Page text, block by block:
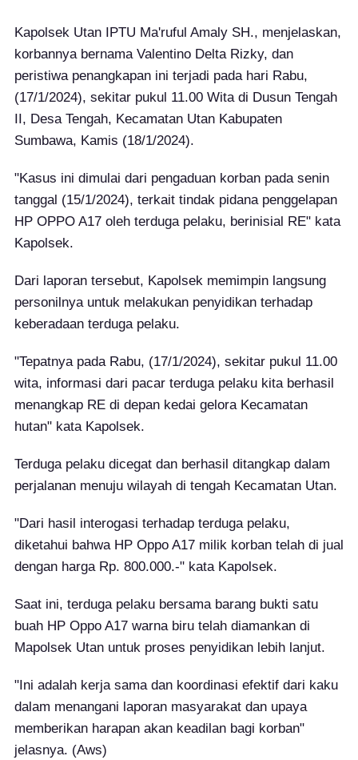
Kapolsek Utan IPTU Ma'ruful Amaly SH., menjelaskan,
korbannya bernama Valentino Delta Rizky, dan
peristiwa penangkapan ini terjadi pada hari Rabu,
(17/1/2024), sekitar pukul 11.00 Wita di Dusun Tengah
II, Desa Tengah, Kecamatan Utan Kabupaten
Sumbawa, Kamis (18/1/2024).
"Kasus ini dimulai dari pengaduan korban pada senin
tanggal (15/1/2024), terkait tindak pidana penggelapan
HP OPPO A17 oleh terduga pelaku, berinisial RE" kata
Kapolsek.
Dari laporan tersebut, Kapolsek memimpin langsung
personilnya untuk melakukan penyidikan terhadap
keberadaan terduga pelaku.
"Tepatnya pada Rabu, (17/1/2024), sekitar pukul 11.00
wita, informasi dari pacar terduga pelaku kita berhasil
menangkap RE di depan kedai gelora Kecamatan
hutan" kata Kapolsek.
Terduga pelaku dicegat dan berhasil ditangkap dalam
perjalanan menuju wilayah di tengah Kecamatan Utan.
"Dari hasil interogasi terhadap terduga pelaku,
diketahui bahwa HP Oppo A17 milik korban telah di jual
dengan harga Rp. 800.000.-" kata Kapolsek.
Saat ini, terduga pelaku bersama barang bukti satu
buah HP Oppo A17 warna biru telah diamankan di
Mapolsek Utan untuk proses penyidikan lebih lanjut.
"Ini adalah kerja sama dan koordinasi efektif dari kaku
dalam menangani laporan masyarakat dan upaya
memberikan harapan akan keadilan bagi korban"
jelasnya. (Aws)